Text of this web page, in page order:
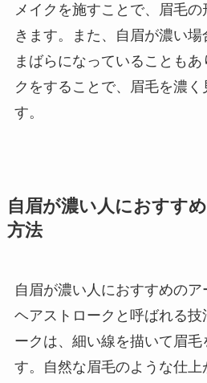
メイクを施すことで、眉毛
きます。また、自眉が濃い
まばらになっていることも
クをすることで、眉毛を濃く
す。
自眉が濃い人におすす
方法
自眉が濃い人におすすめのア
ヘアストロークと呼ばれる技
ークは、細い線を描いて眉
す。自然な眉毛のような仕上